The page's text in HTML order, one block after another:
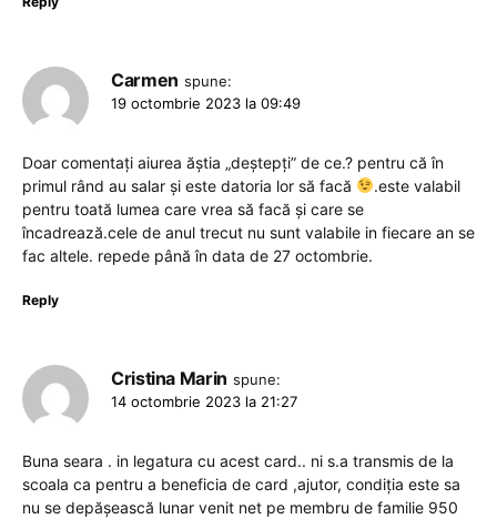
Carmen spune:
19 octombrie 2023 la 09:49
Doar comentați aiurea ăștia „deștepți” de ce.? pentru că în
primul rând au salar și este datoria lor să facă
.este valabil
pentru toată lumea care vrea să facă și care se
încadrează.cele de anul trecut nu sunt valabile in fiecare an se
fac altele. repede până în data de 27 octombrie.
Reply
Cristina Marin spune:
14 octombrie 2023 la 21:27
Buna seara . in legatura cu acest card.. ni s.a transmis de la
scoala ca pentru a beneficia de card ,ajutor, condiția este sa
nu se depășească lunar venit net pe membru de familie 950